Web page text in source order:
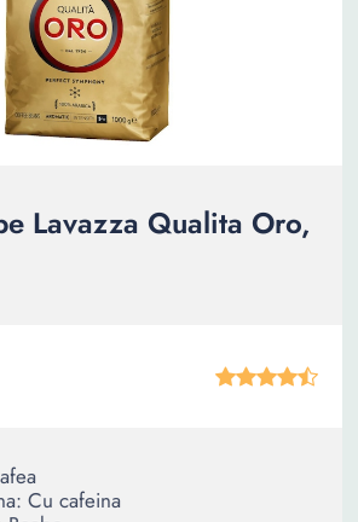
Lavazza Qualita Oro,
Cu cafeina